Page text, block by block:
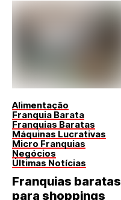
Alimentação
Franquia Barata
Franquias Baratas
Máquinas Lucrativas
Micro Franquias
Negócios
Últimas Notícias
Franquias baratas
para shoppings